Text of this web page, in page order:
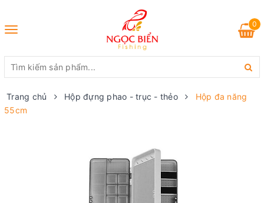
Toggle
0
Trang chủ Hộp đựng phao - trục - thẻo
Hộp đa năng
55cm